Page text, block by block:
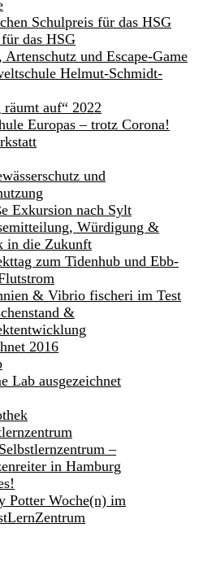
Schulpreis für das HSG
das HSG
und Escape-Game
Helmut-Schmidt-
räumt auf“ 2022
Europas – trotz Corona!
und
Exkursion nach Sylt
Würdigung &
in die Zukunft
zum Tidenhub und Ebb-
& Vibrio fischeri im Test
&
2016
Lab ausgezeichnet
–
in Hamburg
Potter Woche(n) im